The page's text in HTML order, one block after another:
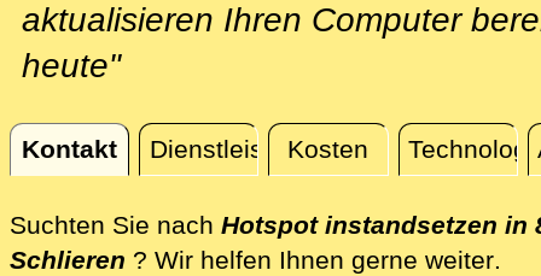
aktualisieren Ihren Computer
heute"
Kontakt Dienstleistungen
Kosten
Kontakt
Suchten Sie nach Hotspot instandsetzen in
Schlieren ? Wir helfen Ihnen gerne weiter.